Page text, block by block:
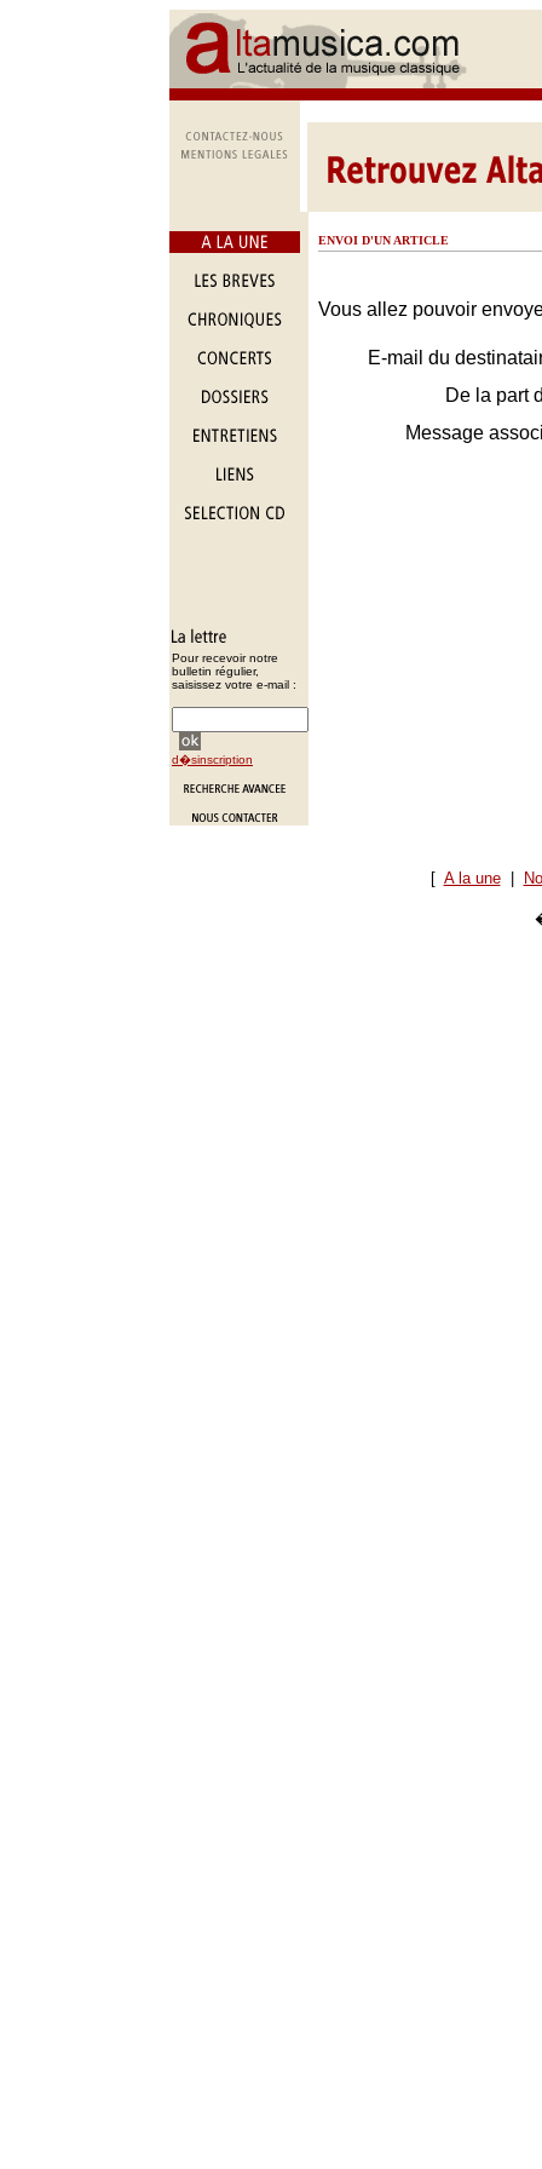
Pour recevoir notre
bulletin régulier,
saisissez votre e-mail :
d�sinscription
ENVOI D'UN ARTICLE
Vous allez pouvoir
E-mail du
De la part
Message
[ A la une|